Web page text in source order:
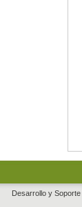
Desarrollo y Soporte